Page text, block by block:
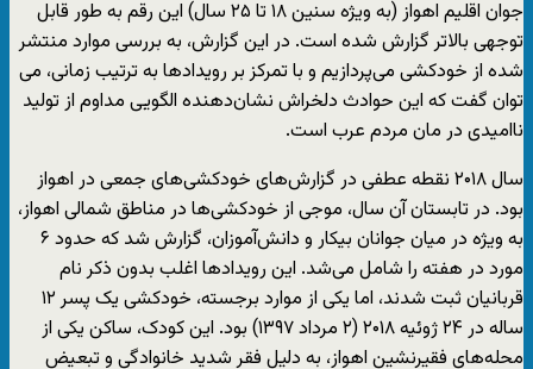
جوان اقلیم اهواز (به ویژه سنین ۱۸ تا ۲۵ سال) این رقم به طور قابل
توجهی بالاتر گزارش شده است. در این گزارش، به بررسی موارد منتشر
‌شده از خودکشی می‌پردازیم و با تمرکز بر رویدادها به ترتیب زمانی، می
توان گفت که این حوادث دلخراش نشان‌دهنده الگویی مداوم از تولید
ناامیدی در مان مردم عرب است.
سال ۲۰۱۸ نقطه عطفی در گزارش‌های خودکشی‌های جمعی در اهواز
بود. در تابستان آن سال، موجی از خودکشی‌ها در مناطق شمالی اهواز،
به ویژه در میان جوانان بیکار و دانش‌آموزان، گزارش شد که حدود ۶
مورد در هفته را شامل می‌شد. این رویدادها اغلب بدون ذکر نام
قربانیان ثبت شدند، اما یکی از موارد برجسته، خودکشی یک پسر ۱۲
ساله در ۲۴ ژوئیه ۲۰۱۸ (۲ مرداد ۱۳۹۷) بود. این کودک، ساکن یکی از
محله‌های فقیرنشین اهواز، به دلیل فقر شدید خانوادگی و تبعیض